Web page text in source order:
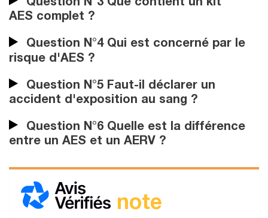
Question N°3 Que contient un kit
AES complet ?
Question N°4 Qui est concerné par le
risque d'AES ?
Question N°5 Faut-il déclarer un
accident d'exposition au sang ?
Question N°6 Quelle est la différence
entre un AES et un AERV ?
note